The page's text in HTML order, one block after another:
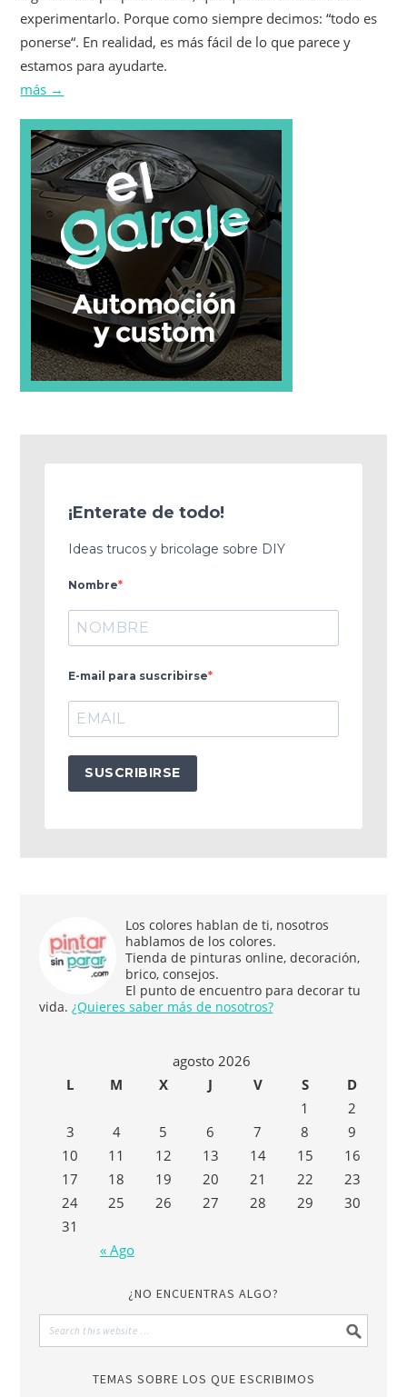
experimentarlo. Porque como siempre decimos: “todo es
ponerse“. En realidad, es más fácil de lo que parece y
estamos para ayudarte.
más →
¡Enterate de todo!
Ideas trucos y bricolage sobre DIY
Nombre
E-mail para suscribirse
SUSCRIBIRSE
Los colores hablan de ti, nosotros
hablamos de los colores.
Tienda de pinturas online, decoración,
brico, consejos.
El punto de encuentro para decorar tu
vida. ¿Quieres saber más de nosotros?
agosto 2026
L
M X J V S D
« Ago
1
2
3
4 5 6 7 8
9
10
11 12 13 14 15
16
17
18 19 20 21 22
23
24
25 26 27 28 29
30
31
¿NO ENCUENTRAS ALGO?
TEMAS SOBRE LOS QUE ESCRIBIMOS